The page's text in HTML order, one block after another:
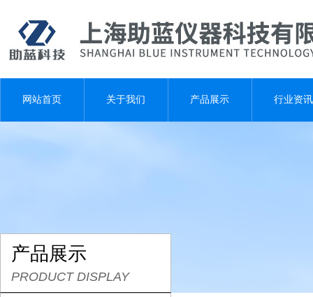
网站首页 关于我们 产品展示 行业资讯
产品展示
PRODUCT DISPLAY